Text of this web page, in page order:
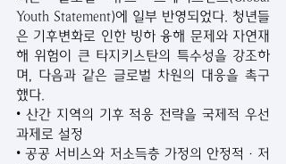
Youth Statement)에 일부 반영되었다. 청년들
은 기후변화로 인한 빙하 융해 문제와 자연재
해 위험이 큰 타지키스탄의 특수성을 강조하
며, 다음과 같은 글로벌 차원의 대응을 촉구
했다.
• 산간 지역의 기후 적응 전략을 국제적 우선
과제로 설정
• 공공 서비스와 저소득층 가정의 안정적·저